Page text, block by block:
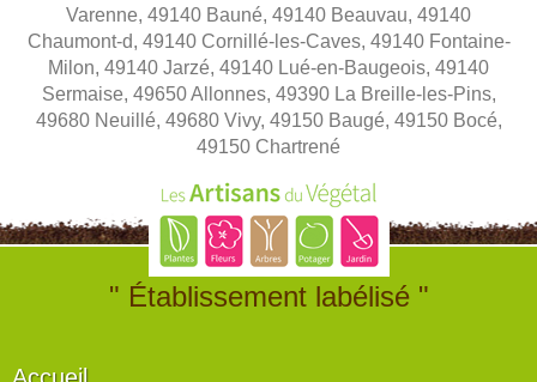
Varenne, 49140 Bauné, 49140 Beauvau, 49140
Chaumont-d, 49140 Cornillé-les-Caves, 49140 Fontaine-
Milon, 49140 Jarzé, 49140 Lué-en-Baugeois, 49140
Sermaise, 49650 Allonnes, 49390 La Breille-les-Pins,
49680 Neuillé, 49680 Vivy, 49150 Baugé, 49150 Bocé,
49150 Chartrené
" Établissement labélisé "